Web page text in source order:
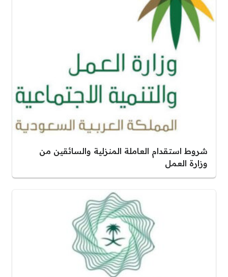
شروط استقدام العاملة المنزلية والسائقين من
وزارة العمل